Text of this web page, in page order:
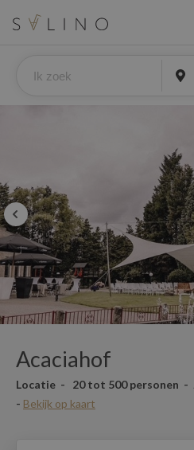
Acaciahof
Locatie - 20 tot 500 personen -
- Bekijk op kaart